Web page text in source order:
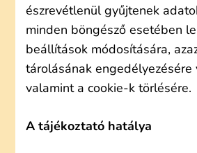
észrevétlenül gyűjtenek
minden böngésző esetében
beállítások módosítására,
tárolásának
valamint a cookie-k törlésére.
A tájékoztató hatálya